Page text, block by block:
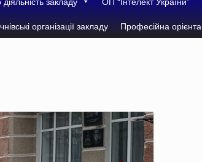
організації закладу Професійна